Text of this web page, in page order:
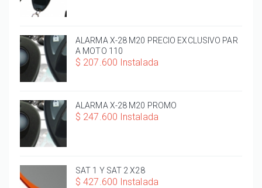
ALARMA X-28 M20 PRECIO EXCLUSIVO PAR
A MOTO 110
$ 207.600 Instalada
ALARMA X-28 M20 PROMO
$ 247.600 Instalada
SAT 1 Y SAT 2 X28
$ 427.600 Instalada